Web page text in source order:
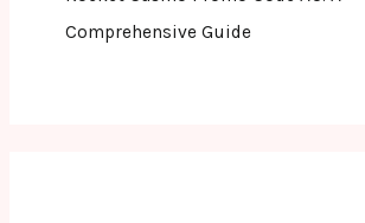
Comprehensive Guide